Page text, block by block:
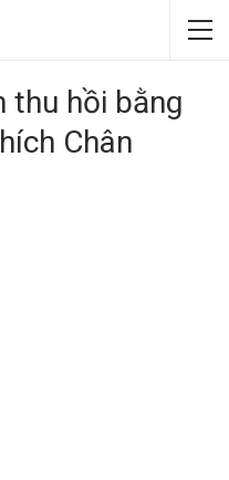
thu hồi bằng
Chân